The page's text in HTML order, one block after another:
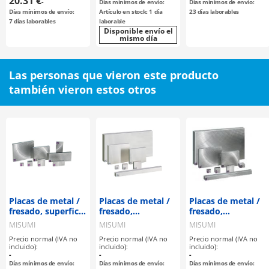
Días mínimos de envío:
7 días laborables
tratamiento
seleccionable
Artículo en stock: 1 día
laborable
Disponible envío el
mismo día
23 días laborables
Las personas que vieron este producto
también vieron estos otros
Placas de metal /
fresado, superficie
rectificada
rotativa / A
configurable / EN
1.0038 Equiv.
MISUMI
Precio normal (IVA no
incluido):
-
Días mínimos de envío:
Placas de metal /
fresado,
rectificado
rotativo,
superficie
rectificada plana /
AxBxT
MISUMI
Precio normal (IVA no
incluido):
-
Días mínimos de envío:
Placas de metal /
fresado,
rectificado
rotativo,
superficie
rectificada plana /
AxBxT
MISUMI
Precio normal (IVA no
incluido):
-
Días mínimos de envío: